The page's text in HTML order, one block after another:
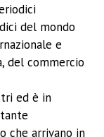
del mondo
e
del commercio
ed è in
che arrivano in